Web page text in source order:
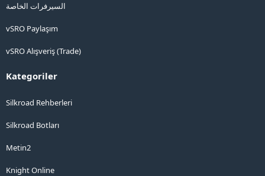
السيرفرات الخاصة
vSRO Paylaşım
vSRO Alışveriş (Trade)
Kategoriler
Silkroad Rehberleri
Silkroad Botları
Metin2
Knight Online